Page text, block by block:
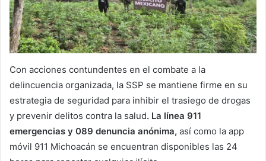
Con acciones contundentes en el combate a la
delincuencia organizada, la SSP se mantiene firme en su
estrategia de seguridad para inhibir el trasiego de drogas
y prevenir delitos contra la salud. La línea 911
emergencias y 089 denuncia anónima, así como la app
móvil 911 Michoacán se encuentran disponibles las 24